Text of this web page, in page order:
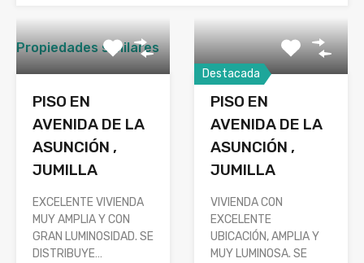
Propiedades similares
PISO EN
AVENIDA DE LA
ASUNCIÓN ,
JUMILLA
EXCELENTE VIVIENDA
MUY AMPLIA Y CON
GRAN LUMINOSIDAD. SE
DISTRIBUYE…
Destacada
PISO EN
AVENIDA DE LA
ASUNCIÓN ,
JUMILLA
VIVIENDA CON
EXCELENTE
UBICACIÓN, AMPLIA Y
MUY LUMINOSA. SE